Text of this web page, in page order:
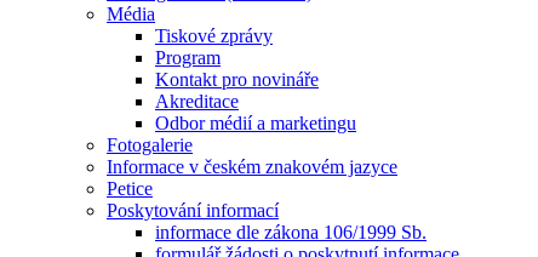
Média
Tiskové zprávy
Program
Kontakt pro novináře
Akreditace
Odbor médií a marketingu
Fotogalerie
Informace v českém znakovém jazyce
Petice
Poskytování informací
informace dle zákona 106/1999 Sb.